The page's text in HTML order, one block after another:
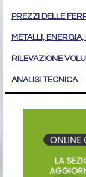
PREZZI DELLE
METALLI, ENERGIA,
RILEVAZIONE
ANALISI TECNICA